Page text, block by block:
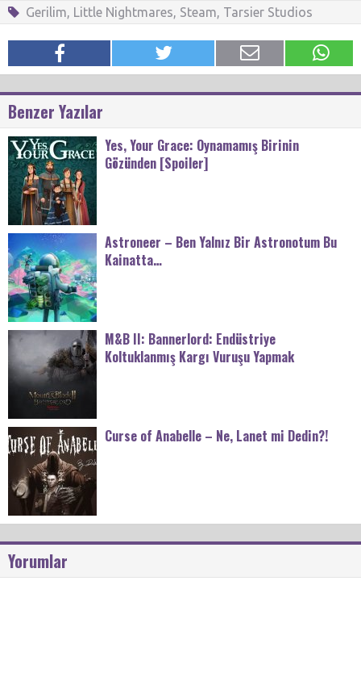
Gerilim, Little Nightmares, Steam, Tarsier Studios
Benzer Yazılar
Yes, Your Grace: Oynamamış Birinin
Gözünden [Spoiler]
Astroneer – Ben Yalnız Bir Astronotum Bu
Kainatta…
M&B II: Bannerlord: Endüstriye
Koltuklanmış Kargı Vuruşu Yapmak
Curse of Anabelle – Ne, Lanet mi Dedin?!
Yorumlar